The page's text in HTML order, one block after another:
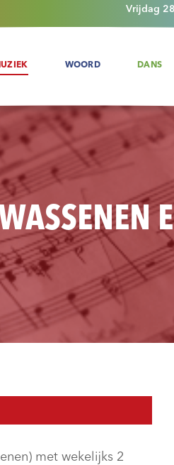
Vrijdag
WOORD DANS
met wekelijks 2